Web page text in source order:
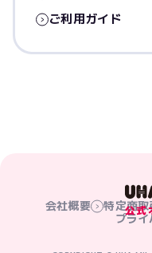
ご利用ガイド
会社概要 特定商
プラ